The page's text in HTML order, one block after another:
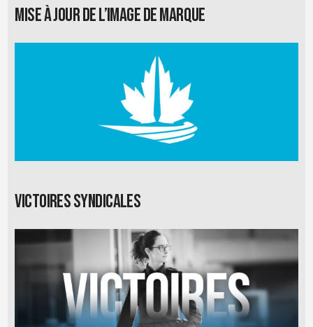
Mise à jour de l’image de marque
Victoires syndicales